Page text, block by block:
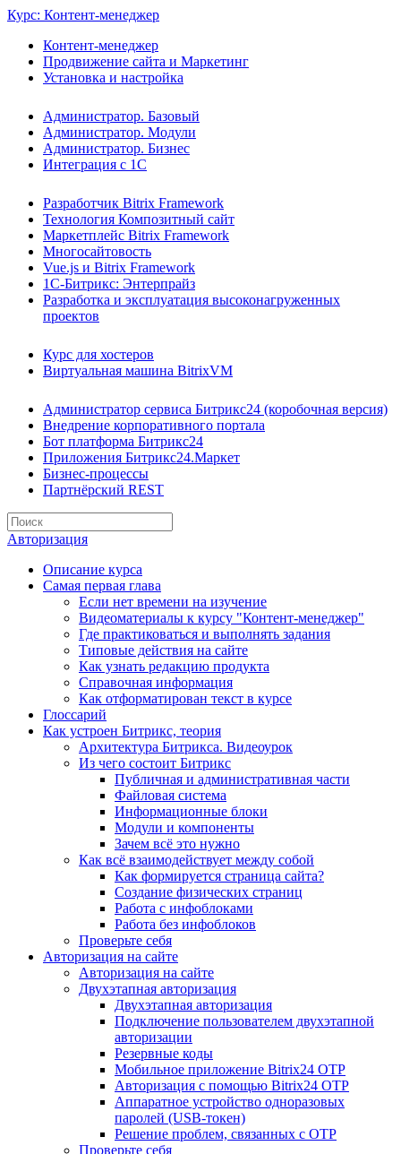
Курс: Контент-менеджер
Контент-менеджер
Продвижение сайта и Маркетинг
Установка и настройка
Администратор. Базовый
Администратор. Модули
Администратор. Бизнес
Интеграция с 1С
Разработчик Bitrix Framework
Технология Композитный сайт
Маркетплейс Bitrix Framework
Многосайтовость
Vue.js и Bitrix Framework
1С-Битрикс: Энтерпрайз
Разработка и эксплуатация высоконагруженных
проектов
Курс для хостеров
Виртуальная машина BitrixVM
Администратор сервиса Битрикс24 (коробочная версия)
Внедрение корпоративного портала
Бот платформа Битрикс24
Приложения Битрикс24.Маркет
Бизнес-процессы
Партнёрский REST
Авторизация
Описание курса
Самая первая глава
Если нет времени на изучение
Видеоматериалы к курсу "Контент-менеджер"
Где практиковаться и выполнять задания
Типовые действия на сайте
Как узнать редакцию продукта
Справочная информация
Как отформатирован текст в курсе
Глоссарий
Как устроен Битрикс, теория
Архитектура Битрикса. Видеоурок
Из чего состоит Битрикс
Публичная и административная части
Файловая система
Информационные блоки
Модули и компоненты
Зачем всё это нужно
Как всё взаимодействует между собой
Как формируется страница сайта?
Создание физических страниц
Работа с инфоблоками
Работа без инфоблоков
Проверьте себя
Авторизация на сайте
Авторизация на сайте
Двухэтапная авторизация
Двухэтапная авторизация
Подключение пользователем двухэтапной
авторизации
Резервные коды
Мобильное приложение Bitrix24 OTP
Авторизация с помощью Bitrix24 OTP
Аппаратное устройство одноразовых
паролей (USB-токен)
Решение проблем, связанных с OTP
Проверьте себя